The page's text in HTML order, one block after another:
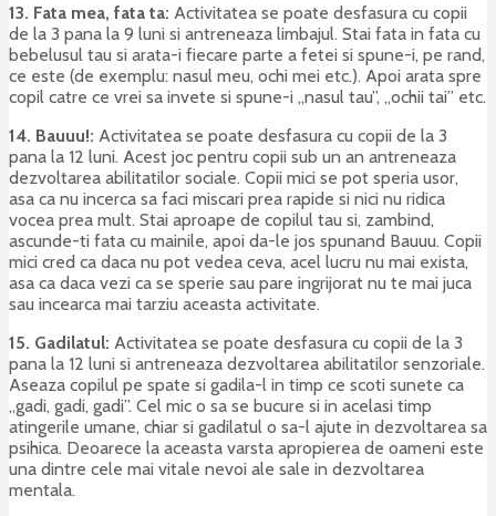
13. Fata mea, fata ta: Activitatea se poate desfasura cu copii
de la 3 pana la 9 luni si antreneaza limbajul. Stai fata in fata cu
bebelusul tau si arata-i fiecare parte a fetei si spune-i, pe rand,
ce este (de exemplu: nasul meu, ochi mei etc.). Apoi arata spre
copil catre ce vrei sa invete si spune-i „nasul tau”, „ochii tai” etc.
14. Bauuu!: Activitatea se poate desfasura cu copii de la 3
pana la 12 luni. Acest joc pentru copii sub un an antreneaza
dezvoltarea abilitatilor sociale. Copii mici se pot speria usor,
asa ca nu incerca sa faci miscari prea rapide si nici nu ridica
vocea prea mult. Stai aproape de copilul tau si, zambind,
ascunde-ti fata cu mainile, apoi da-le jos spunand Bauuu. Copii
mici cred ca daca nu pot vedea ceva, acel lucru nu mai exista,
asa ca daca vezi ca se sperie sau pare ingrijorat nu te mai juca
sau incearca mai tarziu aceasta activitate.
15. Gadilatul: Activitatea se poate desfasura cu copii de la 3
pana la 12 luni si antreneaza dezvoltarea abilitatilor senzoriale.
Aseaza copilul pe spate si gadila-l in timp ce scoti sunete ca
„gadi, gadi, gadi”. Cel mic o sa se bucure si in acelasi timp
atingerile umane, chiar si gadilatul o sa-l ajute in dezvoltarea sa
psihica. Deoarece la aceasta varsta apropierea de oameni este
una dintre cele mai vitale nevoi ale sale in dezvoltarea
mentala.